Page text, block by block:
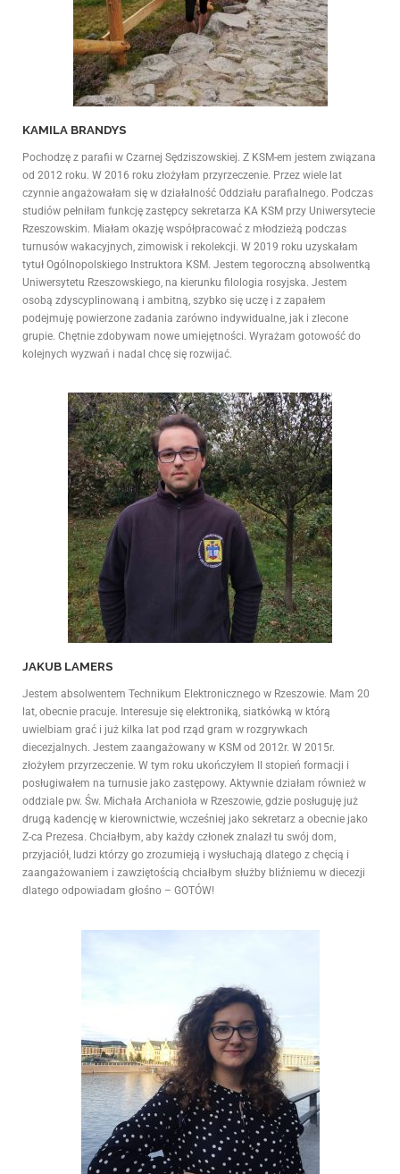
KAMILA BRANDYS
Pochodzę z parafii w Czarnej Sędziszowskiej. Z KSM-em jestem związana
od 2012 roku. W 2016 roku złożyłam przyrzeczenie. Przez wiele lat
czynnie angażowałam się w działalność Oddziału parafialnego. Podczas
studiów pełniłam funkcję zastępcy sekretarza KA KSM przy Uniwersytecie
Rzeszowskim. Miałam okazję współpracować z młodzieżą podczas
turnusów wakacyjnych, zimowisk i rekolekcji. W 2019 roku uzyskałam
tytuł Ogólnopolskiego Instruktora KSM. Jestem tegoroczną absolwentką
Uniwersytetu Rzeszowskiego, na kierunku filologia rosyjska. Jestem
osobą zdyscyplinowaną i ambitną, szybko się uczę i z zapałem
podejmuję powierzone zadania zarówno indywidualne, jak i zlecone
grupie. Chętnie zdobywam nowe umiejętności. Wyrażam gotowość do
kolejnych wyzwań i nadal chcę się rozwijać.
JAKUB LAMERS
Jestem absolwentem Technikum Elektronicznego w Rzeszowie. Mam 20
lat, obecnie pracuje. Interesuje się elektroniką, siatkówką w którą
uwielbiam grać i już kilka lat pod rząd gram w rozgrywkach
diecezjalnych. Jestem zaangażowany w KSM od 2012r. W 2015r.
złożyłem przyrzeczenie. W tym roku ukończyłem II stopień formacji i
posługiwałem na turnusie jako zastępowy. Aktywnie działam również w
oddziale pw. Św. Michała Archanioła w Rzeszowie, gdzie posługuję już
drugą kadencję w kierownictwie, wcześniej jako sekretarz a obecnie jako
Z-ca Prezesa. Chciałbym, aby każdy członek znalazł tu swój dom,
przyjaciół, ludzi którzy go zrozumieją i wysłuchają dlatego z chęcią i
zaangażowaniem i zawziętością chciałbym służby bliźniemu w diecezji
dlatego odpowiadam głośno – GOTÓW!